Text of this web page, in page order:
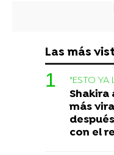
Las más
"ESTO YA
Shakira
más
con el